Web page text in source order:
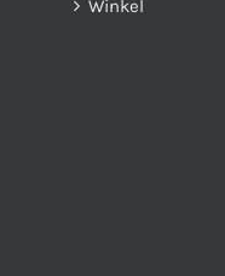
Winkel